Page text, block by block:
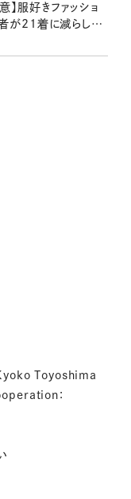
】服好きファッショ
が21着に減らして
Toyoshima
：